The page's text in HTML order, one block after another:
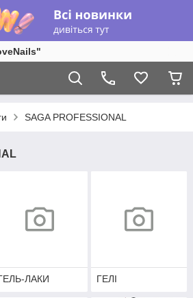
SAGA PROFESSIONAL
ЛАКИ ГЕЛІ